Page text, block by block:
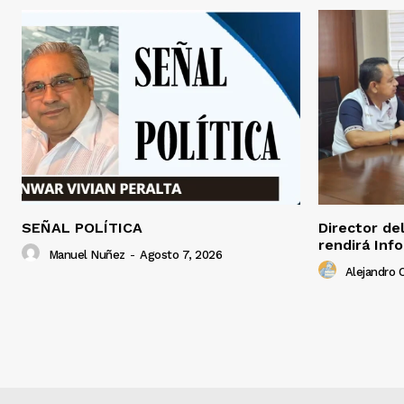
SEÑAL POLÍTICA
Manuel Nuñez - Agosto 7, 2026
Director
rendirá
Alejandro